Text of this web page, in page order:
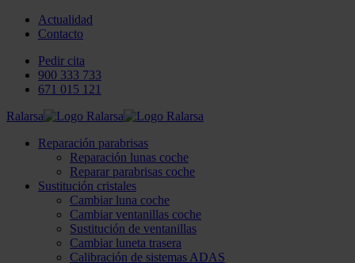
Actualidad
Contacto
Pedir cita
900 333 733
671 015 121
Ralarsa
Reparación parabrisas
Reparación lunas coche
Reparar parabrisas coche
Sustitución cristales
Cambiar luna coche
Cambiar ventanillas coche
Sustitución de ventanillas
Cambiar luneta trasera
Calibración de sistemas ADAS